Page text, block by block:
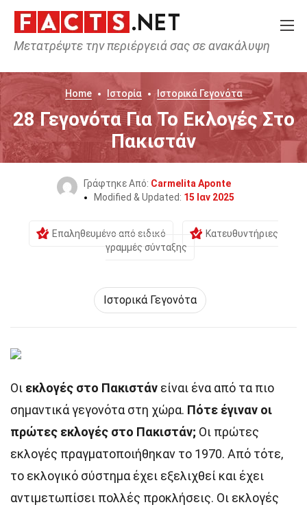
Μετατρέψτε την περιέργειά σας σε ανακάλυψη
Home Ιστορία Ιστορικά Γεγονότα
28 Γεγονότα Για Το Εκλογές Στο
Πακιστάν
Γράφτηκε Από: Carmelita Aponte
Modified & Updated: 15 Ιαν 2025
Επαληθευμένο από ειδικό
Κατευθυντήριες
γραμμές σύνταξης
Ιστορικά Γεγονότα
Οι εκλογές στο Πακιστάν είναι ένα από τα πιο
σημαντικά γεγονότα στη χώρα. Πότε έγιναν οι
πρώτες εκλογές στο Πακιστάν; Οι πρώτες
εκλογές πραγματοποιήθηκαν το 1970. Από τότε,
το εκλογικό σύστημα έχει εξελιχθεί και έχει
αντιμετωπίσει πολλές προκλήσεις. Οι εκλογές